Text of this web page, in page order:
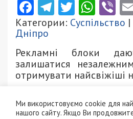
Facebook
Telegram
Twitter
Категории: Суспільство
Дніпро
Рекламні блоки
залишатися
отримувати найсвіжіші
Приєднуйтесь також до 49000 в
за останніми новинами!
Ми використовуємо cookie для
нашого сайту. Якщо Ви